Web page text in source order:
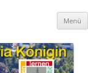
Menü